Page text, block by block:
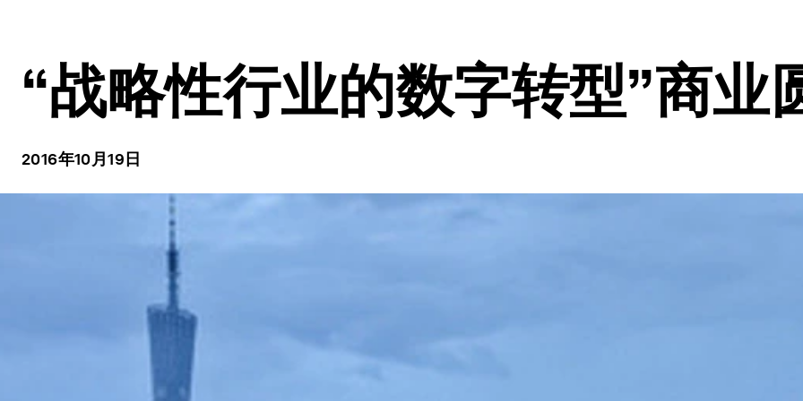
“战略性行业的数字转型”商业
2016年10月19日